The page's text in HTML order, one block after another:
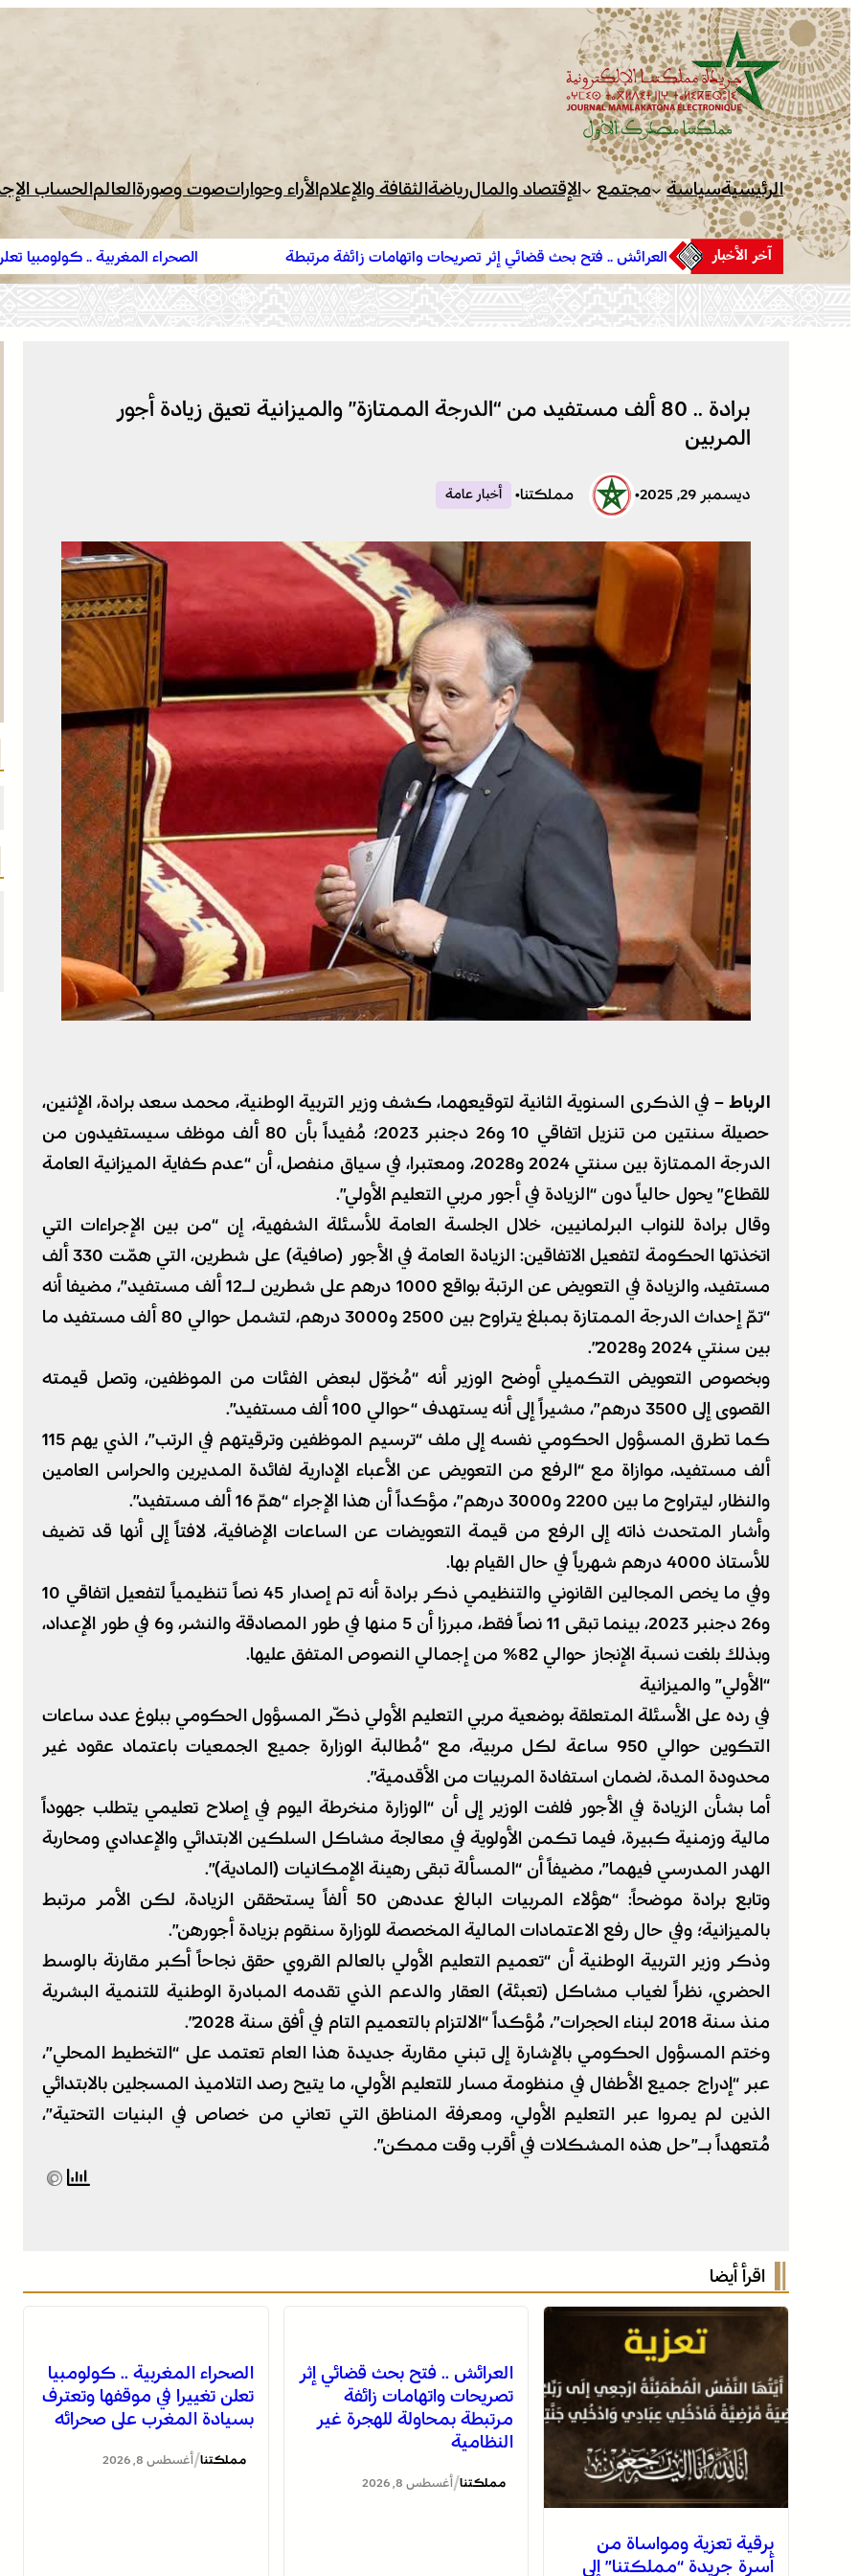
تخطى
إلى
المحتوى
الرئيسيةسياسة مجتمع الإقتصاد والمالرياضةالثقافة والإعلامالأراء وحواراتصوت وصورةالعالمالحساب
آخر الأخبار
العرائش .. فتح بحث قضائي إثر تصريحات واتهامات زائفة مرتبطة
بمحاولة للهجرة غير النظامية
الصحراء المغربية .. كولومبيا تعلن تغييرا في موقفها
المغرب على صحرائه
برادة .. 80 ألف مستفيد من “الدرجة الممتازة” والميزانية تعيق زيادة أجور
المربين
ديسمبر 29, 2025 • مملكتنا• أخبار عامة
الرباط – في الذكرى السنوية الثانية لتوقيعهما، كشف وزير التربية الوطنية، محمد سعد برادة، الإثنين،
حصيلة سنتين من تنزيل اتفاقي 10 و26 دجنبر 2023؛ مُفيداً بأن 80 ألف موظف سيستفيدون من
الدرجة الممتازة بين سنتي 2024 و2028، ومعتبرا، في سياق منفصل، أن “عدم كفاية الميزانية العامة
للقطاع” يحول حالياً دون “الزيادة في أجور مربي التعليم الأولي”.
وقال برادة للنواب البرلمانيين، خلال الجلسة العامة للأسئلة الشفهية، إن “من بين الإجراءات التي
اتخذتها الحكومة لتفعيل الاتفاقين: الزيادة العامة في الأجور (صافية) على شطرين، التي همّت 330 ألف
مستفيد، والزيادة في التعويض عن الرتبة بواقع 1000 درهم على شطرين لـ12 ألف مستفيد”، مضيفا أنه
“تمّ إحداث الدرجة الممتازة بمبلغ يتراوح بين 2500 و3000 درهم، لتشمل حوالي 80 ألف مستفيد ما
بين سنتي 2024 و2028”.
وبخصوص التعويض التكميلي أوضح الوزير أنه “مُخوّل لبعض الفئات من الموظفين، وتصل قيمته
القصوى إلى 3500 درهم”، مشيراً إلى أنه يستهدف “حوالي 100 ألف مستفيد”.
كما تطرق المسؤول الحكومي نفسه إلى ملف “ترسيم الموظفين وترقيتهم في الرتب”، الذي يهم 115
ألف مستفيد، موازاة مع “الرفع من التعويض عن الأعباء الإدارية لفائدة المديرين والحراس العامين
والنظار، ليتراوح ما بين 2200 و3000 درهم”، مؤكداً أن هذا الإجراء “همّ 16 ألف مستفيد”.
وأشار المتحدث ذاته إلى الرفع من قيمة التعويضات عن الساعات الإضافية، لافتاً إلى أنها قد تضيف
للأستاذ 4000 درهم شهرياً في حال القيام بها.
وفي ما يخص المجالين القانوني والتنظيمي ذكر برادة أنه تم إصدار 45 نصاً تنظيمياً لتفعيل اتفاقي 10
و26 دجنبر 2023، بينما تبقى 11 نصاً فقط، مبرزا أن 5 منها في طور المصادقة والنشر، و6 في طور الإعداد،
وبذلك بلغت نسبة الإنجاز حوالي 82% من إجمالي النصوص المتفق عليها.
“الأولي” والميزانية
في رده على الأسئلة المتعلقة بوضعية مربي التعليم الأولي ذكّر المسؤول الحكومي ببلوغ عدد ساعات
التكوين حوالي 950 ساعة لكل مربية، مع “مُطالبة الوزارة جميع الجمعيات باعتماد عقود غير
محدودة المدة، لضمان استفادة المربيات من الأقدمية”.
أما بشأن الزيادة في الأجور فلفت الوزير إلى أن “الوزارة منخرطة اليوم في إصلاح تعليمي يتطلب جهوداً
مالية وزمنية كبيرة، فيما تكمن الأولوية في معالجة مشاكل السلكين الابتدائي والإعدادي ومحاربة
الهدر المدرسي فيهما”، مضيفاً أن “المسألة تبقى رهينة الإمكانيات (المادية)”.
وتابع برادة موضحاً: “هؤلاء المربيات البالغ عددهن 50 ألفاً يستحققن الزيادة، لكن الأمر مرتبط
بالميزانية؛ وفي حال رفع الاعتمادات المالية المخصصة للوزارة سنقوم بزيادة أجورهن”.
وذكر وزير التربية الوطنية أن “تعميم التعليم الأولي بالعالم القروي حقق نجاحاً أكبر مقارنة بالوسط
الحضري، نظراً لغياب مشاكل (تعبئة) العقار والدعم الذي تقدمه المبادرة الوطنية للتنمية البشرية
منذ سنة 2018 لبناء الحجرات”، مُؤكداً “الالتزام بالتعميم التام في أفق سنة 2028”.
وختم المسؤول الحكومي بالإشارة إلى تبني مقاربة جديدة هذا العام تعتمد على “التخطيط المحلي”،
عبر “إدراج جميع الأطفال في منظومة مسار للتعليم الأولي، ما يتيح رصد التلاميذ المسجلين بالابتدائي
الذين لم يمروا عبر التعليم الأولي، ومعرفة المناطق التي تعاني من خصاص في البنيات التحتية”،
مُتعهداً بـ”حل هذه المشكلات في أقرب وقت ممكن”.
اقرأ أيضا
برقية تعزية ومواساة من
أسرة جريدة “مملكتنا” إلى
العرائش .. فتح بحث قضائي إثر
تصريحات واتهامات زائفة
مرتبطة بمحاولة للهجرة غير
النظامية
مملكتنا/أغسطس 8, 2026
الصحراء المغربية .. كولومبيا
تعلن تغييرا في موقفها وتعترف
بسيادة المغرب على صحرائه
مملكتنا/أغسطس 8, 2026